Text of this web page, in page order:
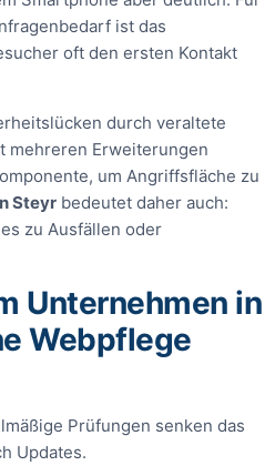
ist das
oft den ersten Kontakt
durch veraltete
mehreren Erweiterungen
um Angriffsfläche zu
Steyr bedeutet daher auch:
zu Ausfällen oder
Unternehmen in
Webpflege
Prüfungen senken das
Updates.